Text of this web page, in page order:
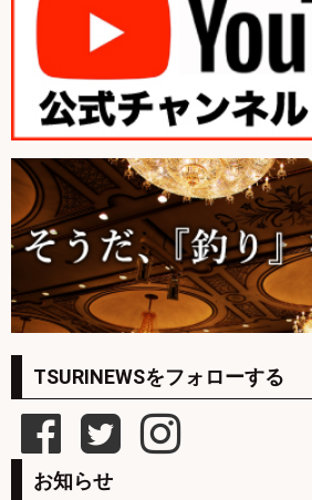
TSURINEWSをフォローする
お知らせ